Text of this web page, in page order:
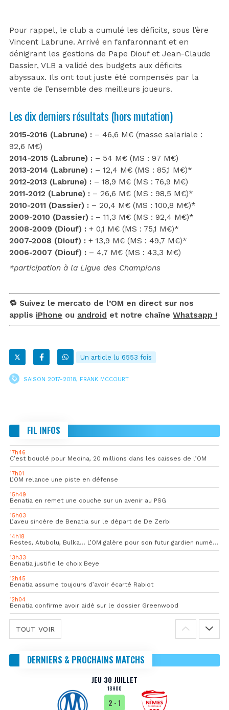
Pour rappel, le club a cumulé les déficits, sous l’ère
Vincent Labrune. Arrivé en fanfaronnant et en
dénigrant les gestions de Pape Diouf et Jean-Claude
Dassier, VLB a validé des budgets aux déficits
abyssaux. Ils ont tout juste été compensés par la
vente de l’ensemble des meilleurs joueurs.
Les dix derniers résultats (hors mutation)
2015-2016 (Labrune) : – 46,6 M€ (masse salariale :
92,6 M€)
2014-2015 (Labrune) : – 54 M€ (MS : 97 M€)
2013-2014 (Labrune) : – 12,4 M€ (MS : 85,1 M€)*
2012-2013 (Labrune) : – 18,9 M€ (MS : 76,9 M€)
2011-2012 (Labrune) : – 26,6 M€ (MS : 98,5 M€)*
2010-2011 (Dassier) : – 20,4 M€ (MS : 100,8 M€)*
2009-2010 (Dassier) : – 11,3 M€ (MS : 92,4 M€)*
2008-2009 (Diouf) : + 0,1 M€ (MS : 75,1 M€)*
2007-2008 (Diouf) : + 13,9 M€ (MS : 49,7 M€)*
2006-2007 (Diouf) : – 4,7 M€ (MS : 43,3 M€)
*participation à la Ligue des Champions
🔁 Suivez le mercato de l’OM en direct sur nos
applis iPhone ou android et notre chaîne Whatsapp !
Un article lu 6553 fois
SAISON 2017-2018, FRANK MCCOURT
FIL INFOS
17h46
C’est bouclé pour Medina, 20 millions dans les caisses de l’OM
17h01
L’OM relance une piste en défense
15h49
Benatia en remet une couche sur un avenir au PSG
15h03
L’aveu sincère de Benatia sur le départ de De Zerbi
14h18
Restes, Atubolu, Bulka… L’OM galère pour son futur gardien numéro 1
13h33
Benatia justifie le choix Beye
12h45
Benatia assume toujours d’avoir écarté Rabiot
12h04
Benatia confirme avoir aidé sur le dossier Greenwood
TOUT VOIR
DERNIERS & PROCHAINS MATCHS
JEU 30 JUILLET
18H00
2 - 1